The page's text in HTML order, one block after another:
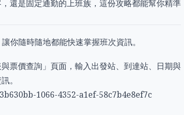
還是固定通勤的上班族，這份攻略都能幫你精準
你隨時隨地都能快速掌握班次資訊。
票價查詢」頁面，輸入出發站、到達站、日期與
。
1066-4352-a1ef-58c7b4e8ef7c